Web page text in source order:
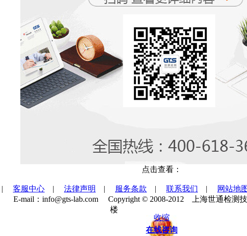
点击查看：
客服中心 | 法律声明 | 服务条款 | 联系我们 | 网站地
mail：info@gts-lab.com Copyright © 2008-2012 上海世通检测
楼
收缩
在线咨询